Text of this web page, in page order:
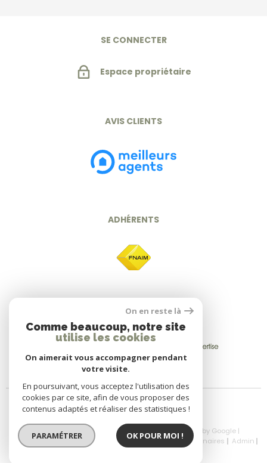
SE CONNECTER
Espace propriétaire
AVIS CLIENTS
ADHÉRENTS
© 2026 | Tous droits réservés | Traduction powered by Google |
Nos Honoraires
Plan Du Site Mentions Légales Partenaires
Admin
On en reste là
Comme beaucoup, notre site
utilise les cookies
On aimerait vous accompagner pendant
votre visite.
En poursuivant, vous acceptez l'utilisation des
cookies par ce site, afin de vous proposer des
contenus adaptés et réaliser des statistiques !
PARAMÉTRER OK POUR MOI !